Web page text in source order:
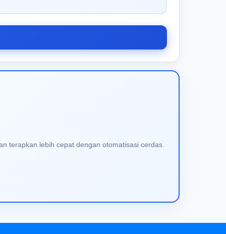
terapkan lebih cepat dengan otomatisasi cerdas.